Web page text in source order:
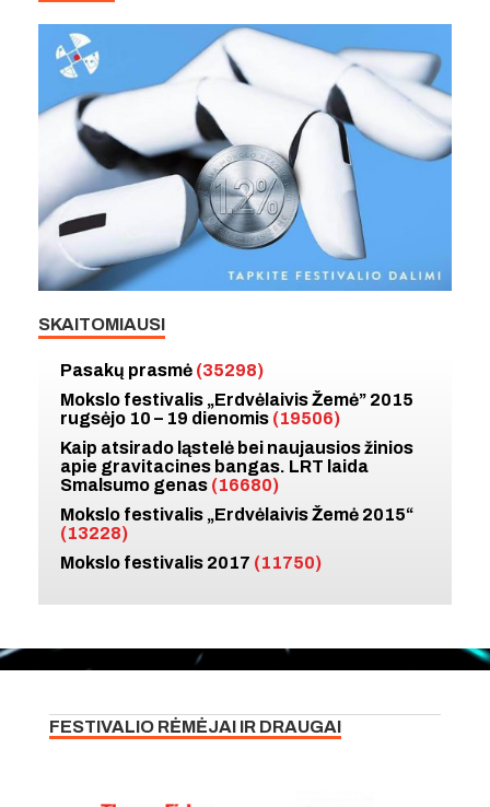
SKAITOMIAUSI
Pasakų prasmė (35298)
Mokslo festivalis „Erdvėlaivis Žemė” 2015
rugsėjo 10 – 19 dienomis (19506)
Kaip atsirado ląstelė bei naujausios žinios
apie gravitacines bangas. LRT laida
Smalsumo genas (16680)
Mokslo festivalis „Erdvėlaivis Žemė 2015“
(13228)
Mokslo festivalis 2017 (11750)
FESTIVALIO RĖMĖJAI IR DRAUGAI